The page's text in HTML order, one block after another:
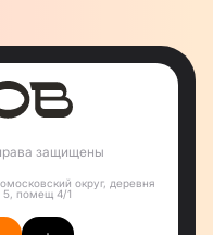
защищены
округ, деревня
5, помещ 4/1